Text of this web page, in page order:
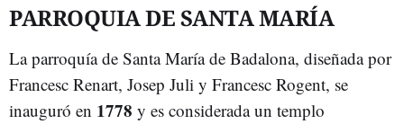
PARROQUIA DE SANTA MARÍA
La parroquía de Santa María de Badalona, diseñada por
Francesc Renart, Josep Juli y Francesc Rogent, se
inauguró en 1778 y es considerada un templo